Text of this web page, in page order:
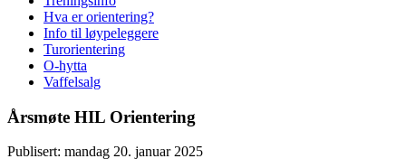
Hva er orientering?
Info til løypeleggere
Turorientering
O-hytta
Vaffelsalg
Årsmøte HIL Orientering
Publisert: mandag 20. januar 2025